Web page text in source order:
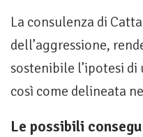
La consulenza di
dell’aggressione,
sostenibile l’ipotesi di
così come delineata
Le possibili